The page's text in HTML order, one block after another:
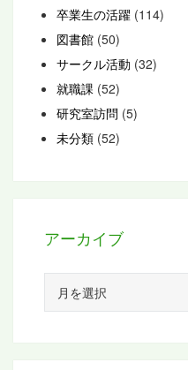
卒業生の活躍 (114)
図書館 (50)
サークル活動 (32)
就職課 (52)
研究室訪問 (5)
未分類 (52)
アーカイブ
カ